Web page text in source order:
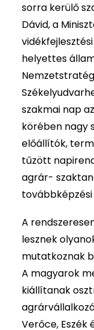
sorra kerülő
Dávid, a
helyettes
szakmai nap
körében nagy
előállítók,
tűzött
agrár-
továbbképzési
A
lesznek
mutatkoznak
A magyarok
kiállítanak
Verőce, Eszék